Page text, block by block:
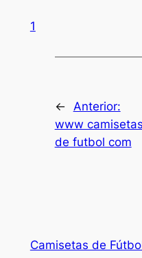
1
← Anterior:
www camisetas
de futbol com
Camisetas de